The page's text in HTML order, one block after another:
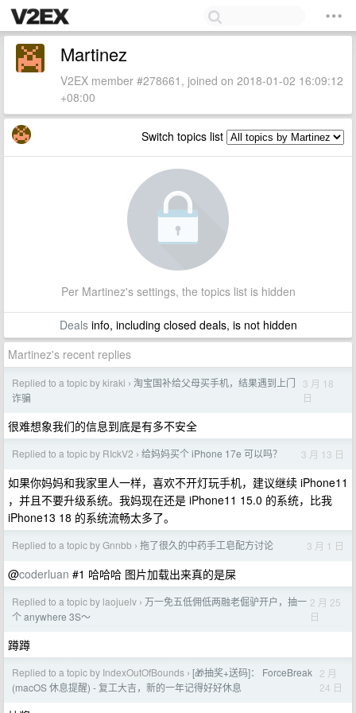
Martinez
V2EX member #278661, joined on 2018-01-02 16:09:12
+08:00
Switch topics list
Per Martinez's settings, the topics list is hidden
Dealsinfo, including closed deals, is not hidden
Martinez's recent replies
Replied to a topic by kiraki › 淘宝国补给父母买手机，结果遇到上门
诈骗
3 月 18
日
很难想象我们的信息到底是有多不安全
Replied to a topic by RIckV2 › 给妈妈买个 iPhone 17e 可以吗？ 3 月 13 日
如果你妈妈和我家里人一样，喜欢不开灯玩手机，建议继续 iPhone11
，并且不要升级系统。我妈现在还是 iPhone11 15.0 的系统，比我
iPhone13 18 的系统流畅太多了。
Replied to a topic by Gnnbb › 拖了很久的中药手工皂配方讨论 3 月 1 日
@coderluan #1 哈哈哈 图片加载出来真的是屎
Replied to a topic by laojuelv › 万一免五低佣低两融老倔驴开户，抽一
个 anywhere 3S～
2 月 25
日
蹲蹲
Replied to a topic by IndexOutOfBounds › [🎁抽奖+送码]： ForceBreak
(macOS 休息提醒) - 复工大吉，新的一年记得好好休息
2 月
24 日